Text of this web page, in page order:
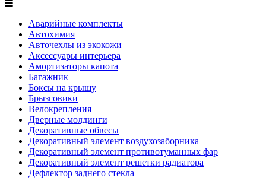
Аварийные комплекты
Автохимия
Авточехлы из экокожи
Аксессуары интерьера
Амортизаторы капота
Багажник
Боксы на крышу
Брызговики
Велокрепления
Дверные молдинги
Декоративные обвесы
Декоративный элемент воздухозаборника
Декоративный элемент противотуманных фар
Декоративный элемент решетки радиатора
Дефлектор заднего стекла